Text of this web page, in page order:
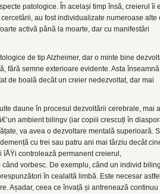
patologice. În același timp însă, creierul îi
au fost individualizate numeroase alte
activă până la moarte, dar cu manifestări
de tip Alzheimer, dar o minte bine
fără semne exterioare evidente. Asta
de boală decât un creier nedezvoltat, dar mai
daune în procesul dezvoltării cerebrale, mai
ambient bilingv (iar copiii crescuți în
va avea o dezvoltare mentală superioară.
cu trei sau patru ani mai târziu decât
controlează permanent creierul,
vorbesc. De exemplu, când un individ
în cealaltă limbă. Este necesar
Așadar, ceea ce învață și antrenează continuu